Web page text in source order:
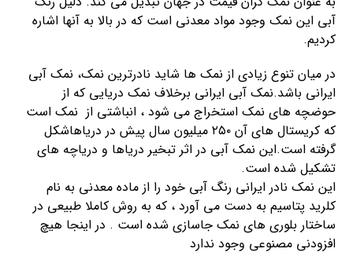
آبی این نمک وجود مواد معدنی است که در بالا به آنها اشاره
کردیم.
در میان تنوع زیادی از نمک ها شاید نادرترین نمک، نمک آبی
ایرانی باشد.نمک آبی ایرانی برخلاف نمک دریایی که از
حوضچه های نمک استخراج می شود ، انباشتی از نمک است
که کریستال های آن ۲۵۰ میلیون سال پیش در دریاهاشکل
گرفته است.این نمک آبی در اثر تبخیر دریاها و دریاچه های
تشکیل شده است.
این نمک نادر ایرانی رنگ آبی خود را از ماده معدنی به نام
کلرید پتاسیم به دست می آورد ، که به روش کاملا طبیعی در
ساختار بلوری های نمک جاسازی شده است . در اینجا هیچ
افزودنی مصنوعی وجود ندارد